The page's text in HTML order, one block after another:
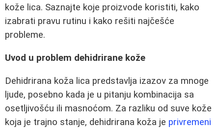
kože lica. Saznajte koje proizvode koristiti, kako
izabrati pravu rutinu i kako rešiti najčešće
probleme.
Uvod u problem dehidrirane kože
Dehidrirana koža lica predstavlja izazov za mnoge
ljude, posebno kada je u pitanju kombinacija sa
osetljivošću ili masnoćom. Za razliku od suve kože
koja je trajno stanje, dehidrirana koža je privremeni